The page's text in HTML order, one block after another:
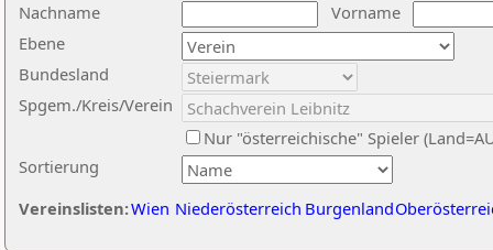
Nachname
Vorname
Ebene
Sortierung
Bundesland
Spgem./Kreis/Verein
Nur "österreichische" Spieler
Vereinslisten:Wien Niederösterreich Burgenland